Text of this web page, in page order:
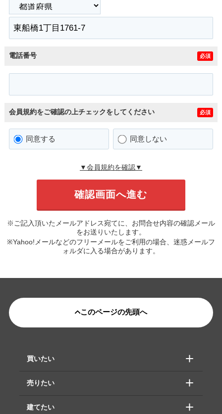
電話番号 必須
会員規約をご確認の上チェックをしてください 必須
同意する 同意しない
▼会員規約を確認▼
※ご記入頂いたメールアドレス宛てに、お問合せ内容の確認メール
をお送りいたします。
※Yahoo!メールなどのフリーメールをご利用の場合、迷惑メールフ
ォルダに入る場合があります。
このページの先頭へ
買いたい
売りたい
建てたい